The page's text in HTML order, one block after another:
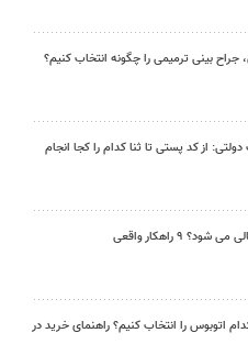
بینی ترمیمی را چگونه انتخاب کنیم؟
از کد پستی تا ثنا کدام را کجا انجام
۹ راهکار واقعی
اتوبوس را انتخاب کنیم؟ راهنمای خرید در